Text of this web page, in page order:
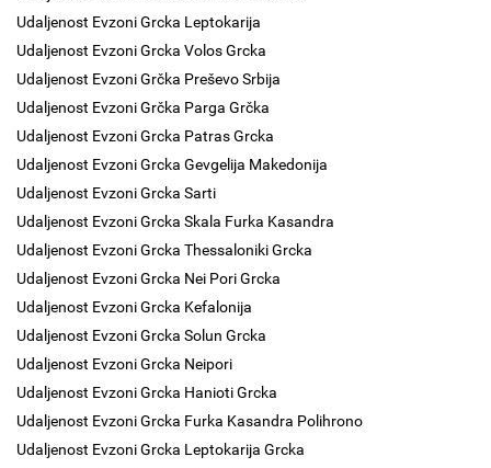
Udaljenost Evzoni Grcka Leptokarija
Udaljenost Evzoni Grcka Volos Grcka
Udaljenost Evzoni Grčka Preševo Srbija
Udaljenost Evzoni Grčka Parga Grčka
Udaljenost Evzoni Grcka Patras Grcka
Udaljenost Evzoni Grcka Gevgelija Makedonija
Udaljenost Evzoni Grcka Sarti
Udaljenost Evzoni Grcka Skala Furka Kasandra
Udaljenost Evzoni Grcka Thessaloniki Grcka
Udaljenost Evzoni Grcka Nei Pori Grcka
Udaljenost Evzoni Grcka Kefalonija
Udaljenost Evzoni Grcka Solun Grcka
Udaljenost Evzoni Grcka Neipori
Udaljenost Evzoni Grcka Hanioti Grcka
Udaljenost Evzoni Grcka Furka Kasandra Polihrono
Udaljenost Evzoni Grcka Leptokarija Grcka